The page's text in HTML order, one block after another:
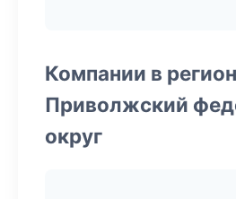
Компании в
Приволжский
округ